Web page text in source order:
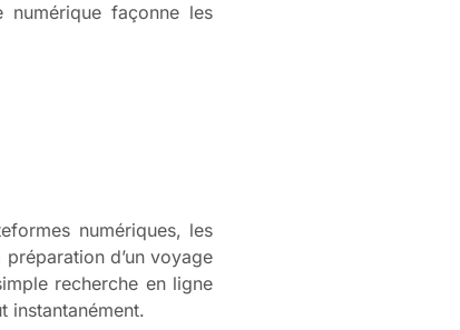
numérique façonne les
numériques, les
d’un voyage
recherche en ligne
instantanément.